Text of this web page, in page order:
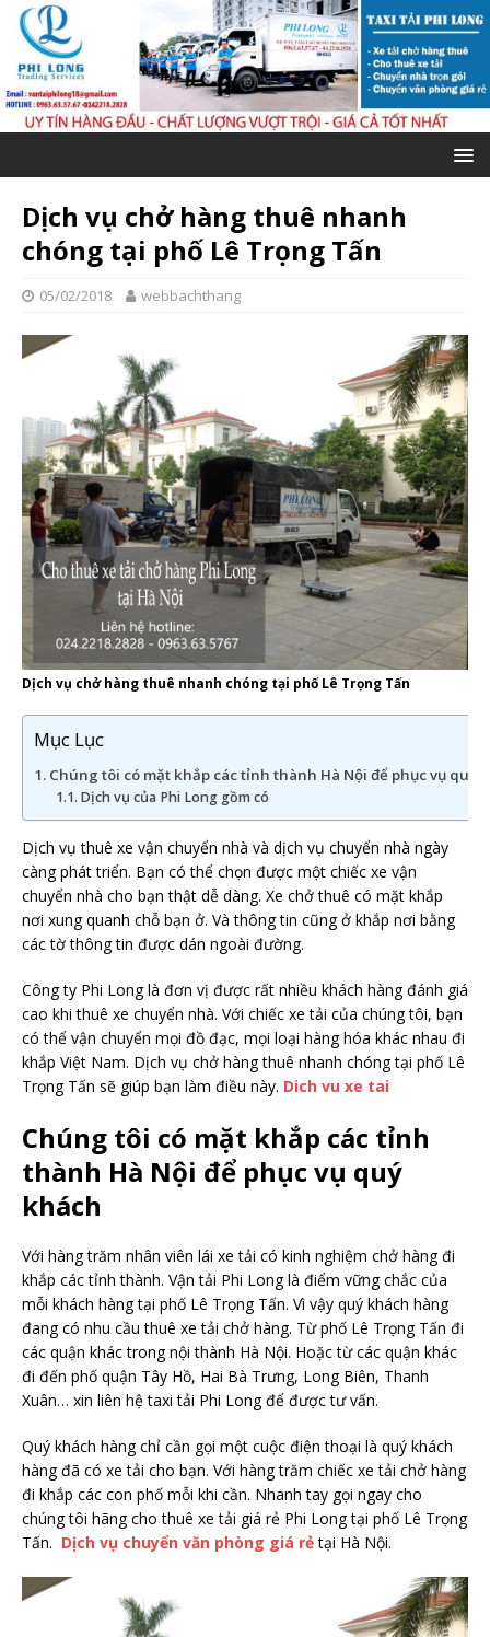
Dịch vụ chở hàng thuê nhanh
chóng tại phố Lê Trọng Tấn
05/02/2018 webbachthang
Dịch vụ chở hàng thuê nhanh chóng tại phố Lê Trọng Tấn
Mục Lục
Chúng tôi có mặt khắp các tỉnh thành Hà Nội để phục vụ quý
Dịch vụ của Phi Long gồm có
Dịch vụ thuê xe vận chuyển nhà và dịch vụ chuyển nhà ngày
càng phát triển. Bạn có thể chọn được một chiếc xe vận
chuyển nhà cho bạn thật dễ dàng. Xe chở thuê có mặt khắp
nơi xung quanh chỗ bạn ở. Và thông tin cũng ở khắp nơi bằng
các tờ thông tin được dán ngoài đường.
Công ty Phi Long là đơn vị được rất nhiều khách hàng đánh giá
cao khi thuê xe chuyển nhà. Với chiếc xe tải của chúng tôi, bạn
có thể vận chuyển mọi đồ đạc, mọi loại hàng hóa khác nhau đi
khắp Việt Nam. Dịch vụ chở hàng thuê nhanh chóng tại phố Lê
Trọng Tấn sẽ giúp bạn làm điều này. Dich vu xe tai
Chúng tôi có mặt khắp các tỉnh
thành Hà Nội để phục vụ quý
khách
Với hàng trăm nhân viên lái xe tải có kinh nghiệm chở hàng đi
khắp các tỉnh thành. Vận tải Phi Long là điểm vững chắc của
mỗi khách hàng tại phố Lê Trọng Tấn. Vì vậy quý khách hàng
đang có nhu cầu thuê xe tải chở hàng. Từ phố Lê Trọng Tấn đi
các quận khác trong nội thành Hà Nội. Hoặc từ các quận khác
đi đến phố quận Tây Hồ, Hai Bà Trưng, Long Biên, Thanh
Xuân… xin liên hệ taxi tải Phi Long để được tư vấn.
Quý khách hàng chỉ cần gọi một cuộc điện thoại là quý khách
hàng đã có xe tải cho bạn. Với hàng trăm chiếc xe tải chở hàng
đi khắp các con phố mỗi khi cần. Nhanh tay gọi ngay cho
chúng tôi hãng cho thuê xe tải giá rẻ Phi Long tại phố Lê Trọng
Tấn. Dịch vụ chuyển văn phòng giá rẻtại Hà Nội.